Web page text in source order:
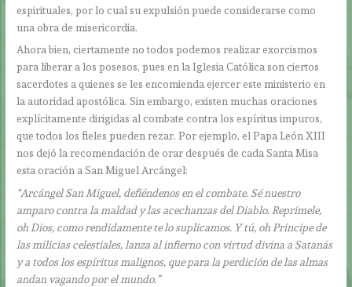
espirituales, por lo cual su expulsión puede considerarse como
una obra de misericordia.
Ahora bien, ciertamente no todos podemos realizar exorcismos
para liberar a los posesos, pues en la Iglesia Católica son ciertos
sacerdotes a quienes se les encomienda ejercer este ministerio en
la autoridad apostólica. Sin embargo, existen muchas oraciones
explícitamente dirigidas al combate contra los espíritus impuros,
que todos los fieles pueden rezar. Por ejemplo, el Papa León XIII
nos dejó la recomendación de orar después de cada Santa Misa
esta oración a San Miguel Arcángel:
“Arcángel San Miguel, defiéndenos en el combate. Sé nuestro
amparo contra la maldad y las acechanzas del Diablo. Reprímele,
oh Dios, como rendidamente te lo suplicamos. Y tú, oh Príncipe de
las milicias celestiales, lanza al infierno con virtud divina a Satanás
y a todos los espíritus malignos, que para la perdición de las almas
andan vagando por el mundo.”